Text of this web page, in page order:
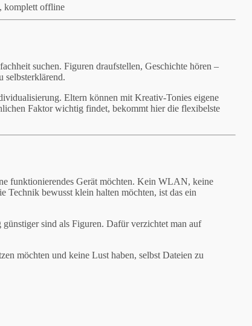
komplett offline
suchen. Figuren draufstellen, Geschichte hören –
selbsterklärend.
Eltern können mit Kreativ-Tonies eigene
Faktor wichtig findet, bekommt hier die flexibelste
funktionierendes Gerät möchten. Kein WLAN, keine
bewusst klein halten möchten, ist das ein
sind als Figuren. Dafür verzichtet man auf
möchten und keine Lust haben, selbst Dateien zu